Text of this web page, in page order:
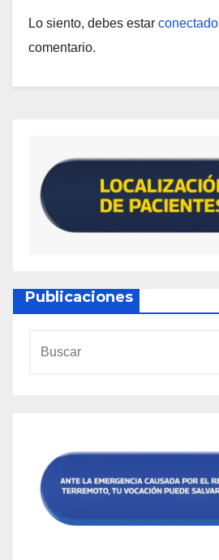
Lo siento, debes estar conectado
comentario.
Publicaciones